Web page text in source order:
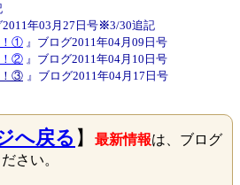
2011年03月27日号※3/30追記
！① 』ブログ2011年04月09日号
！② 』ブログ2011年04月10日号
！③ 』ブログ2011年04月17日号
へ戻る 】 最新情報は、ブログ
さい。